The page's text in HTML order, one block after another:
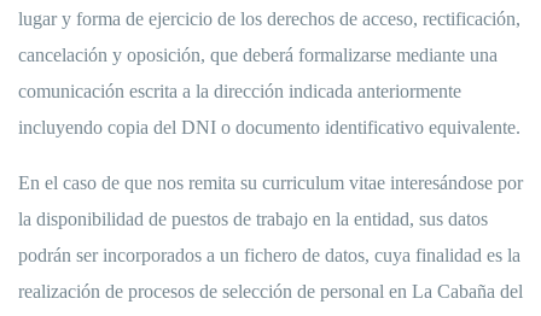
lugar y forma de ejercicio de los derechos de acceso, rectificación,
cancelación y oposición, que deberá formalizarse mediante una
comunicación escrita a la dirección indicada anteriormente
incluyendo copia del DNI o documento identificativo equivalente.
En el caso de que nos remita su curriculum vitae interesándose por
la disponibilidad de puestos de trabajo en la entidad, sus datos
podrán ser incorporados a un fichero de datos, cuya finalidad es la
realización de procesos de selección de personal en La Cabaña del